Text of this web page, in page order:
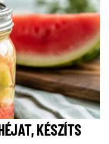
KÉSZÍTS